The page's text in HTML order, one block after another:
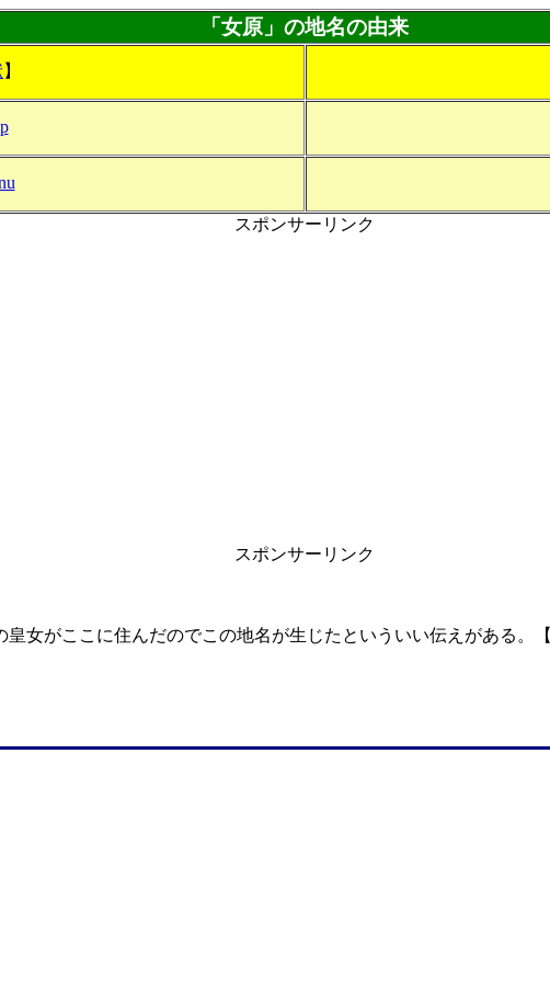
「女原」の地名の由来
】
スポンサーリンク
スポンサーリンク
女がここに住んだのでこの地名が生じたといういい伝えがある。【